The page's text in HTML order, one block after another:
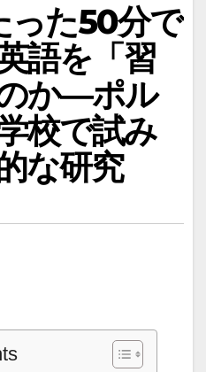
った50分で
語を「習
か―ポル
校で試み
な研究